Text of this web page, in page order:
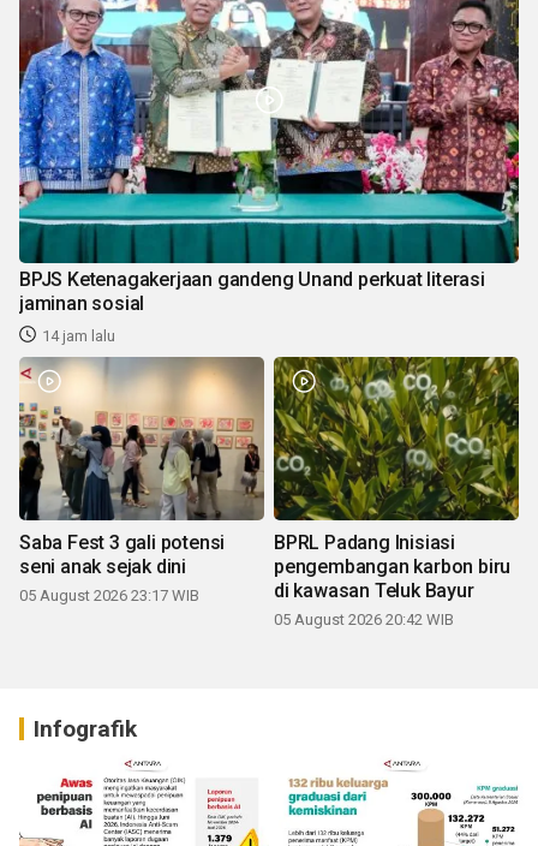
BPJS Ketenagakerjaan gandeng Unand perkuat literasi
jaminan sosial
14 jam lalu
Saba Fest 3 gali potensi
seni anak sejak dini
05 August 2026 23:17 WIB
BPRL Padang Inisiasi
pengembangan karbon biru
di kawasan Teluk Bayur
05 August 2026 20:42 WIB
Infografik